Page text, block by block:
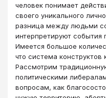
человек понимает
своего уникального
разница между людьми
интерпретируют события
Имеется большое
что система конструктов
Рассмотрим
политическими
вопросам, как